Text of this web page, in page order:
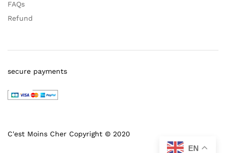
FAQs
Refund
C'est Moins Cher Copyright © 2020
secure payments
EN